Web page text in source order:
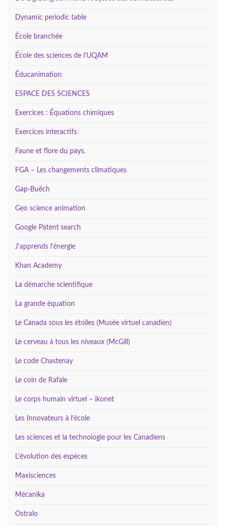
Dynamic periodic table
École branchée
École des sciences de l’UQAM
Éducanimation
ESPACE DES SCIENCES
Exercices : Équations chimiques
Exercices interactifs
Faune et flore du pays.
FGA – Les changements climatiques
Gap-Buëch
Geo science animation
Google Patent search
J'apprends l'énergie
Khan Academy
La démarche scientifique
La grande équation
Le Canada sous les étoiles (Musée virtuel canadien)
Le cerveau à tous les niveaux (McGill)
Le code Chastenay
Le coin de Rafale
Le corps humain virtuel – ikonet
Les Innovateurs à l’école
Les sciences et la technologie pour les Canadiens
L’évolution des espèces
Maxisciences
Mécanika
Ostralo